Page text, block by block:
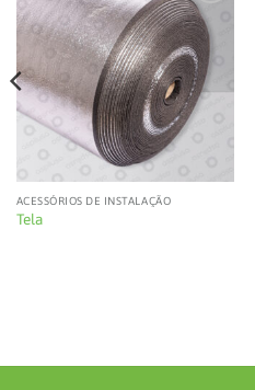
Add to
wishlist
ACESSÓRIOS DE INSTALAÇÃO
Tela